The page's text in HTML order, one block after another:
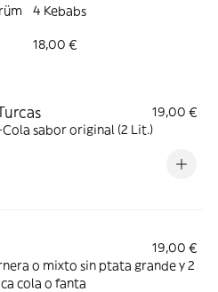
4 Kebabs
18,00 €
19,00 €
sabor original (2 Lit.)
19,00 €
o mixto sin ptata grande y 2
cola o fanta